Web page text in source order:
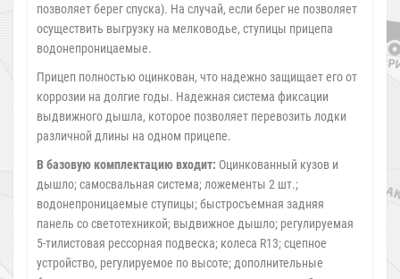
позволяет берег спуска). На случай, если берег не позволяет
осуществить выгрузку на мелководье, ступицы прицепа
водонепроницаемые.
Прицеп полностью оцинкован, что надежно защищает его от
коррозии на долгие годы. Надежная система фиксации
выдвижного дышла, которое позволяет перевозить лодки
различной длины на одном прицепе.
В базовую комплектацию входит: Оцинкованный кузов и
дышло; самосвальная система; ложементы 2 шт.;
водонепроницаемые ступицы; быстросъемная задняя
панель со светотехникой; выдвижное дышло; регулируемая
5-тилистовая рессорная подвеска; колеса R13; сцепное
устройство, регулируемое по высоте; дополнительные